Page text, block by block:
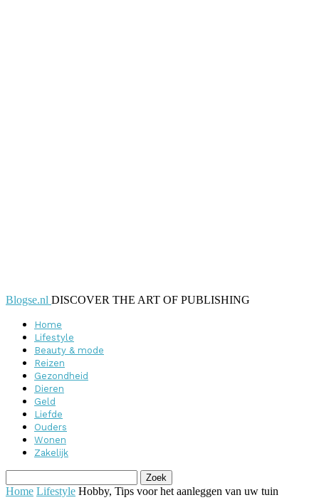
Blogse.nl DISCOVER THE ART OF PUBLISHING
Home
Lifestyle
Beauty & mode
Reizen
Gezondheid
Dieren
Geld
Liefde
Ouders
Wonen
Zakelijk
Home Lifestyle Hobby, Tips voor het aanleggen van uw tuin